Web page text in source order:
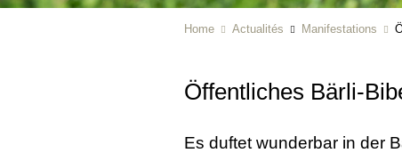
Home Actualités Manifestations
Öffentliches Bärli-
Es duftet wunderbar in der